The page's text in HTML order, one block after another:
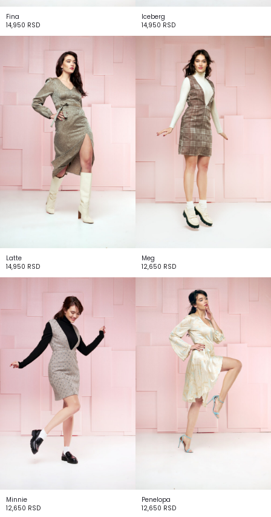
Fina
14,950 RSD
Iceberg
14,950 RSD
Latte
14,950 RSD
Meg
12,650 RSD
Minnie
12,650 RSD
Penelopa
12,650 RSD